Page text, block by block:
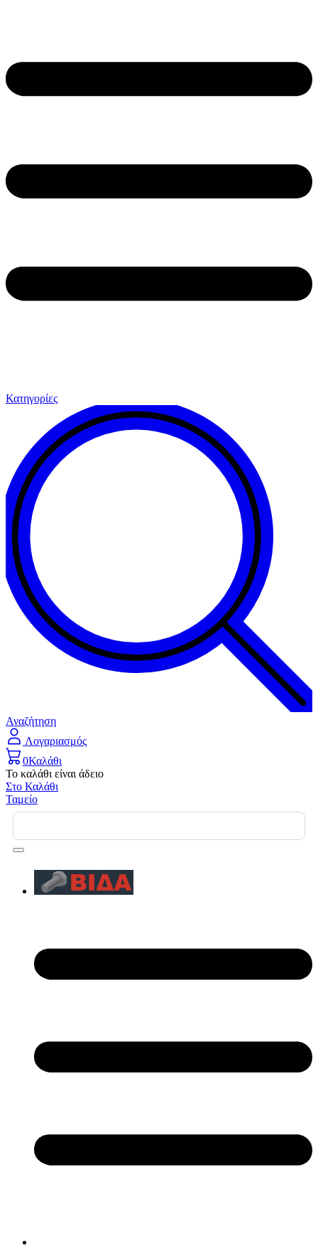
Κατηγορίες
Αναζήτηση
Λογαριασμός
0Καλάθι
Το καλάθι είναι άδειο
Στο Καλάθι
Ταμείο